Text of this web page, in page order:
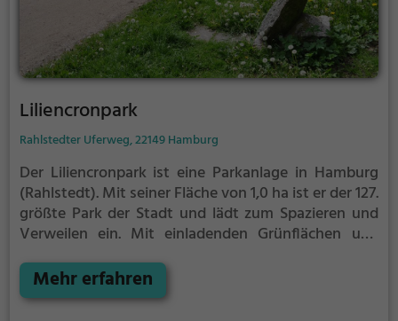
Liliencronpark
Rahlstedter Uferweg, 22149 Hamburg
Der Liliencronpark ist eine Parkanlage in Hamburg
(Rahlstedt).Mit seiner Fläche von 1,0 ha ist er der 127.
größte Park der Stadt und lädt zum Spazieren und
Verweilen ein. Mit einladenden Grünflächen und
zahlreiche Möglichkeiten zur Entspannung.
Mehr erfahren